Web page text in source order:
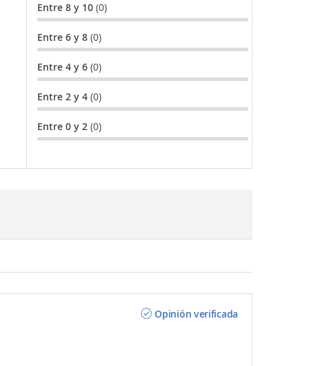
Entre 8 y 10 (0)
Entre 6 y 8 (0)
Entre 4 y 6 (0)
Entre 2 y 4 (0)
Entre 0 y 2 (0)
Opinión verificada